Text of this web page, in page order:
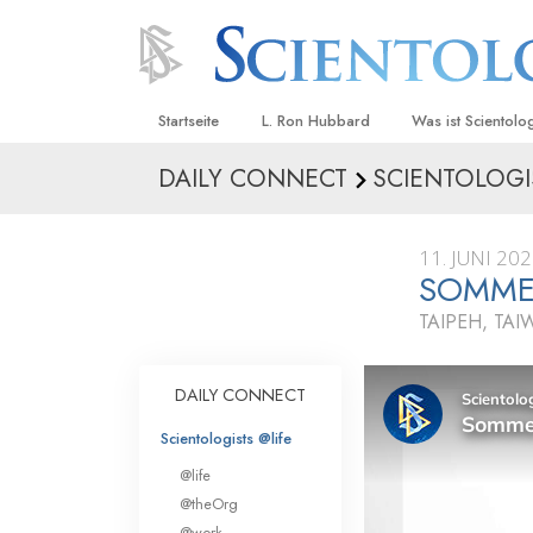
Startseite L. Ron Hubbard Was ist
Anschauungen
Was
sagen
Innerhalb einer
Die
DAILY CONNECT
11. JUNI
TAIPEH,
DAILY CONNECT
Scientologists @life
@life
@theOrg